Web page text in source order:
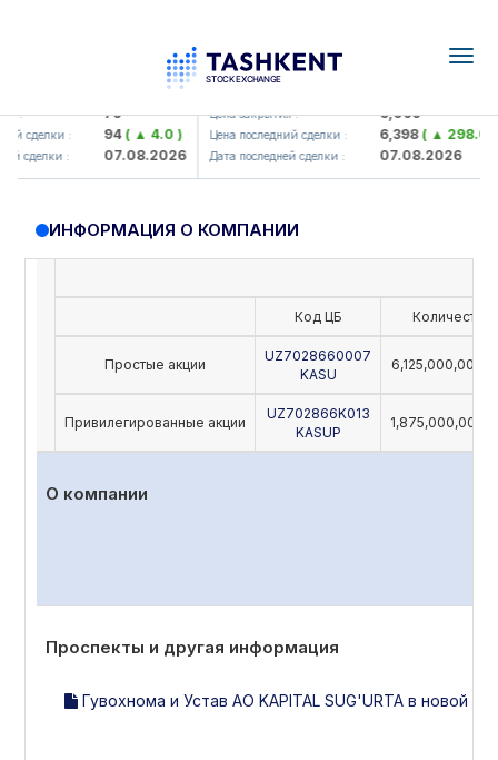
: 79
сделки : 94( ▲ 4.0 )
сделки : 07.08.2026
UZMK (<O'zmetkombinat> AJ)
Цена закрытия : 6,099
Цена последний сделки : 6,398( ▲ 298.04 )
Дата последней сделки : 07.08.2026
ИНФОРМАЦИЯ О КОМПАНИИ
Код ЦБ Количество
Простые акции
UZ7028660007
KASU
Привилегированные акции
UZ702866K013
KASUP
О компании
Проспекты и другая информация
Гувохнома и Устав АО KAPITAL SUG'URTA в новой